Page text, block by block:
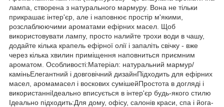
лампа, створена з натурального мармуру. Вона не тільки
прикрашає інтер'єр, але і наповнює простір м'якими,
розслаблюючими ароматами ефірних масел. Щоб
використовувати лампу, просто налийте трохи води в чашу,
додайте кілька крапель ефірної олії і запаліть свічку - вже
через кілька хвилин приміщення наповниться приємним
ароматом. Особливості:Матеріал: натуральний мармур/
каміньЕлегантний і довговічний дизайнПідходить для ефірних
масел, аромамасел і воскових сумішейПростота в догляді і
використанніІдеально вписується в інтер'єр будь-якого стилю
Ідеально підходить:Для дому, офісу, салонів краси, спа і йога-